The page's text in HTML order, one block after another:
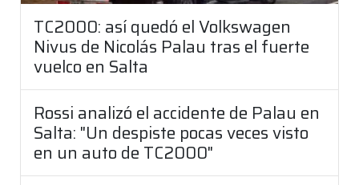
TC2000: así quedó el Volkswagen
Nivus de Nicolás Palau tras el fuerte
vuelco en Salta
Rossi analizó el accidente de Palau en
Salta: "Un despiste pocas veces visto
en un auto de TC2000"